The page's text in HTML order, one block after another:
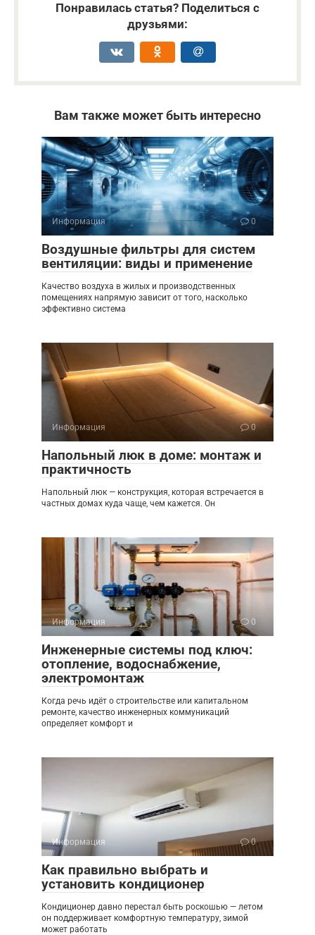
Понравилась статья? Поделиться с
друзьями:
Вам также может быть интересно
Информация 0
Воздушные фильтры для систем
вентиляции: виды и применение
Качество воздуха в жилых и производственных
помещениях напрямую зависит от того, насколько
эффективно система
Информация 0
Напольный люк в доме: монтаж и
практичность
Напольный люк — конструкция, которая встречается в
частных домах куда чаще, чем кажется. Он
Информация 0
Инженерные системы под ключ:
отопление, водоснабжение,
электромонтаж
Когда речь идёт о строительстве или капитальном
ремонте, качество инженерных коммуникаций
определяет комфорт и
Информация 0
Как правильно выбрать и
установить кондиционер
Кондиционер давно перестал быть роскошью — летом
он поддерживает комфортную температуру, зимой
может работать